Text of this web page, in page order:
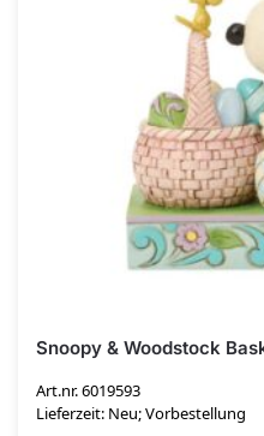
Snoopy & Woodstock
Art.nr. 6019593
Lieferzeit: Neu; Vorbestellung